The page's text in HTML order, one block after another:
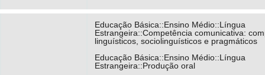
Educação Básica::Ensino Médio::Língua
Estrangeira::Competência comunicativa:
linguísticos, sociolinguísticos e pragmáticos
Educação Básica::Ensino Médio::Língua
Estrangeira::Produção oral